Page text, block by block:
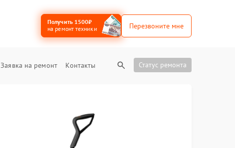
Получить 1500₽
на ремонт техники
Перезвоните мне
Заявка на ремонт Контакты Статус ремонта